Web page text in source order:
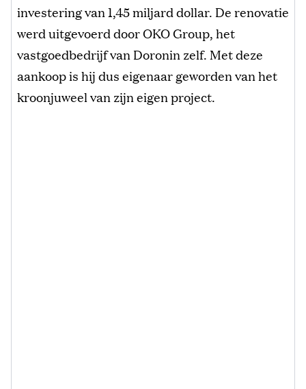
investering van 1,45 miljard dollar. De renovatie
werd uitgevoerd door OKO Group, het
vastgoedbedrijf van Doronin zelf. Met deze
aankoop is hij dus eigenaar geworden van het
kroonjuweel van zijn eigen project.